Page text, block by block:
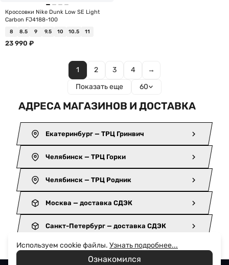
Кроссовки Nike Dunk Low SE Light
Carbon FJ4188-100
8 8.5 9 9.5 10 10.5 11
23 990 ₽
1 2 3 4
→
Показать еще
60
АДРЕСА МАГАЗИНОВ И ДОСТАВКА
Екатеринбург — ТРЦ Гринвич
Челябинск — ТРЦ Горки
Челябинск — ТРЦ Родник
Москва — доставка СДЭК
Санкт-Петербург — доставка СДЭК
Используем cookie файлы. Узнать подробнее...
Ознакомился